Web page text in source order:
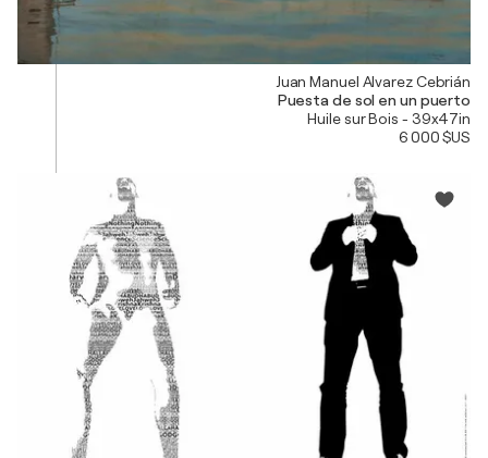
Juan Manuel Alvarez Cebrián
Puesta de sol en un puerto
Huile sur Bois - 39x47in
6 000 $US